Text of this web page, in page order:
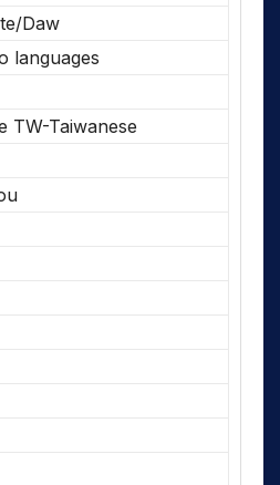
Daw
languages
TW-Taiwanese